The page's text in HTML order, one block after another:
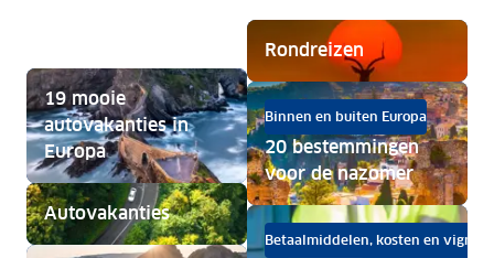
19 mooie
autovakanties in
Europa
Autovakanties
Rondreizen
Binnen en buiten Europa
20 bestemmingen
voor de nazomer
Betaalmiddelen, kosten en